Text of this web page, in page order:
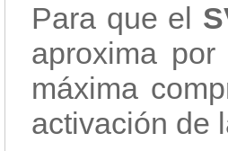
Para que el
aproxima
máxima
activación de